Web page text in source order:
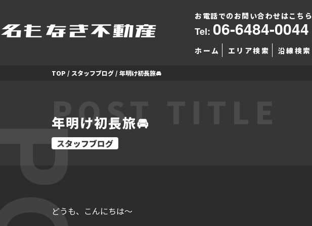
お電話でのお問い合わせはこちら
Tel: 06-6484-0044
ホーム エリア検索 沿線検索
TOP / スタッフブログ / 年明け初長旅🚘
POST TITLE
年明け初長旅🚘
スタッフブログ
どうも、こんにちは～